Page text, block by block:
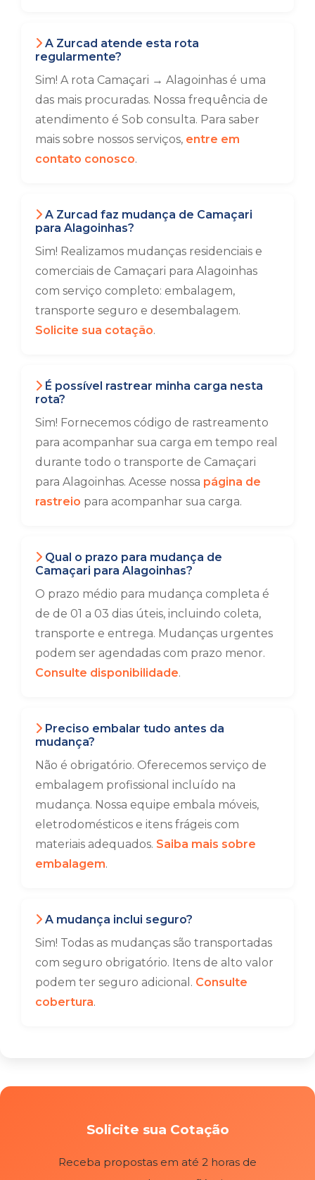
A Zurcad atende esta rota
regularmente?
Sim! A rota Camaçari → Alagoinhas é uma
das mais procuradas. Nossa frequência de
atendimento é Sob consulta. Para saber
mais sobre nossos serviços, entre em
contato conosco.
A Zurcad faz mudança de Camaçari
para Alagoinhas?
Sim! Realizamos mudanças residenciais e
comerciais de Camaçari para Alagoinhas
com serviço completo: embalagem,
transporte seguro e desembalagem.
Solicite sua cotação.
É possível rastrear minha carga nesta
rota?
Sim! Fornecemos código de rastreamento
para acompanhar sua carga em tempo real
durante todo o transporte de Camaçari
para Alagoinhas. Acesse nossa página de
rastreio para acompanhar sua carga.
Qual o prazo para mudança de
Camaçari para Alagoinhas?
O prazo médio para mudança completa é
de de 01 a 03 dias úteis, incluindo coleta,
transporte e entrega. Mudanças urgentes
podem ser agendadas com prazo menor.
Consulte disponibilidade.
Preciso embalar tudo antes da
mudança?
Não é obrigatório. Oferecemos serviço de
embalagem profissional incluído na
mudança. Nossa equipe embala móveis,
eletrodomésticos e itens frágeis com
materiais adequados. Saiba mais sobre
embalagem.
A mudança inclui seguro?
Sim! Todas as mudanças são transportadas
com seguro obrigatório. Itens de alto valor
podem ter seguro adicional. Consulte
cobertura.
Solicite sua Cotação
Receba propostas em até 2 horas de